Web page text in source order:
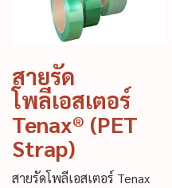
สายรัด
โพลีเอสเตอร์
Tenax® (PET
Strap)
สายรัดโพลีเอสเตอร์ Tenax